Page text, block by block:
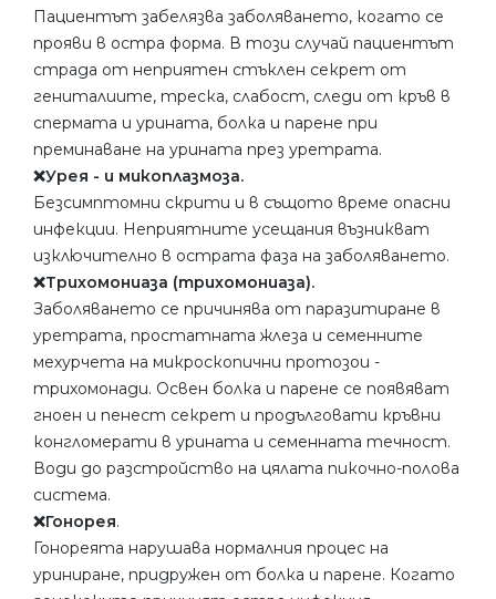
Пациентът забелязва заболяването, когато се
прояви в остра форма. В този случай пациентът
страда от неприятен стъклен секрет от
гениталиите, треска, слабост, следи от кръв в
спермата и урината, болка и парене при
преминаване на урината през уретрата.
❌Урея - и микоплазмоза.
Безсимптомни скрити и в същото време опасни
инфекции. Неприятните усещания възникват
изключително в острата фаза на заболяването.
❌Трихомониаза (трихомониаза).
Заболяването се причинява от паразитиране в
уретрата, простатната жлеза и семенните
мехурчета на микроскопични протозои -
трихомонади. Освен болка и парене се появяват
гноен и пенест секрет и продълговати кръвни
конгломерати в урината и семенната течност.
Води до разстройство на цялата пикочно-полова
система.
❌Гонорея.
Гонореята нарушава нормалния процес на
уриниране, придружен от болка и парене. Когато